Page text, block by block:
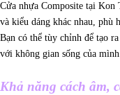
Cửa nhựa Composite tại Kon
và kiểu dáng khác nhau, phù
Bạn có thể tùy chỉnh để tạo
với không gian sống của
Khả năng cách âm,